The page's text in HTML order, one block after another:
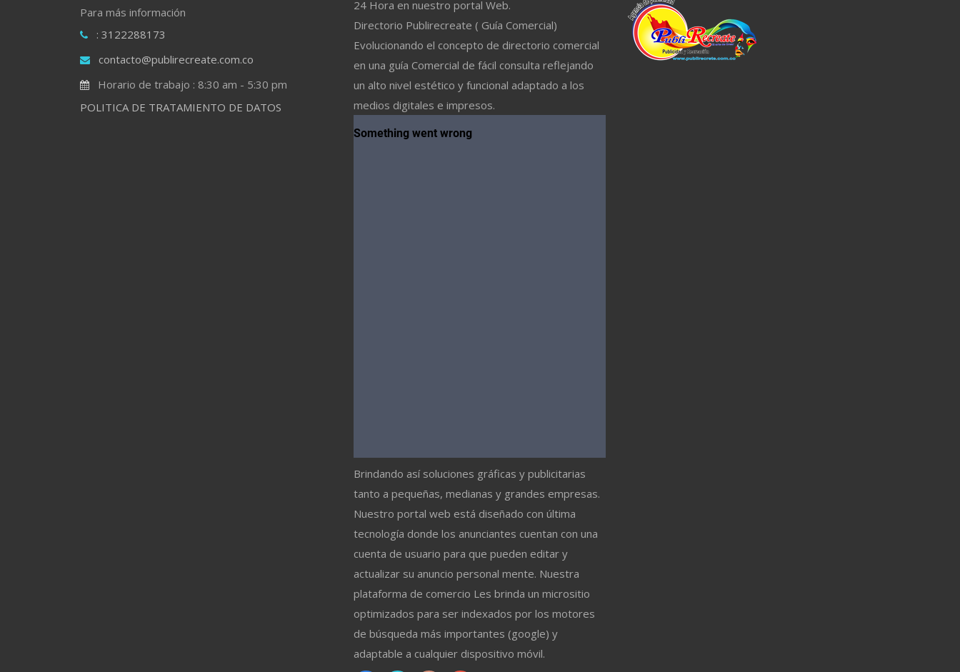
Para más información
: 3122288173
contacto@publirecreate.com.co
Horario de trabajo : 8:30 am - 5:30 pm
POLITICA DE TRATAMIENTO DE DATOS
24 Hora en nuestro portal Web.
Directorio Publirecreate ( Guía Comercial)
Evolucionando el concepto de directorio comercial
en una guía Comercial de fácil consulta reflejando
un alto nivel estético y funcional adaptado a los
medios digitales e impresos.
Brindando así soluciones gráficas y publicitarias
tanto a pequeñas, medianas y grandes empresas.
Nuestro portal web está diseñado con última
tecnología donde los anunciantes cuentan con una
cuenta de usuario para que pueden editar y
actualizar su anuncio personal mente. Nuestra
plataforma de comercio Les brinda un micrositio
optimizados para ser indexados por los motores
de búsqueda más importantes (google) y
adaptable a cualquier dispositivo móvil.